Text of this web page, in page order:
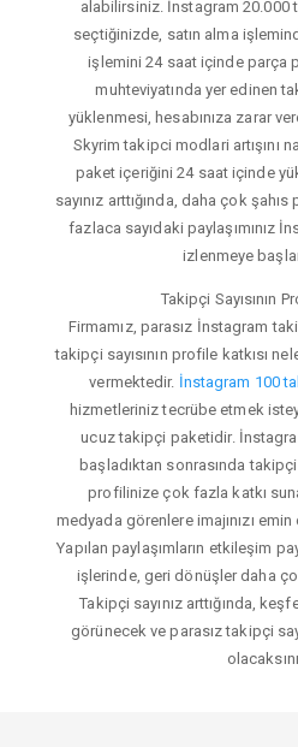
alabilirsiniz. İnstagram
seçtiğinizde, satın alma
işlemini 24 saat içinde parça
muhteviyatında yer edinen
yüklenmesi, hesabınıza zarar
Skyrim takipci modlari artışını
paket içeriğini 24 saat içinde
sayınız arttığında, daha çok şahıs
fazlaca sayıdaki paylaşımınız
izlenmeye
Takipçi Sayısının
Firmamız, parasız İnstagram
takipçi sayısının profile katkısı
vermektedir. İnstagram 100
hizmetleriniz tecrübe etmek
ucuz takipçi paketidir.
başladıktan sonrasında takipçi
profilinize çok fazla katkı
medyada görenlere imajınızı
Yapılan paylaşımların etkileşim
işlerinde, geri dönüşler daha
Takipçi sayınız arttığında,
görünecek ve parasız takipçi